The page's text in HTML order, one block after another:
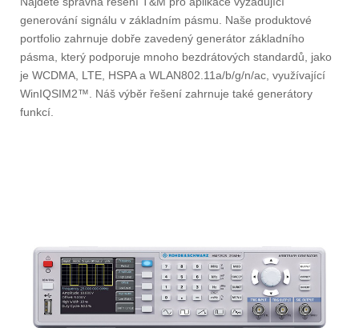
generování signálu v základním pásmu. Naše produktové
portfolio zahrnuje dobře zavedený generátor základního
pásma, který podporuje mnoho bezdrátových standardů, jako
je WCDMA, LTE, HSPA a WLAN802.11a/b/g/n/ac, využívající
WinIQSIM2™. Náš výběr řešení zahrnuje také generátory
funkcí.